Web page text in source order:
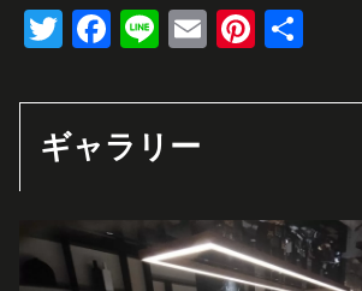
TwitterFacebook
LineEmail
ギャラリー